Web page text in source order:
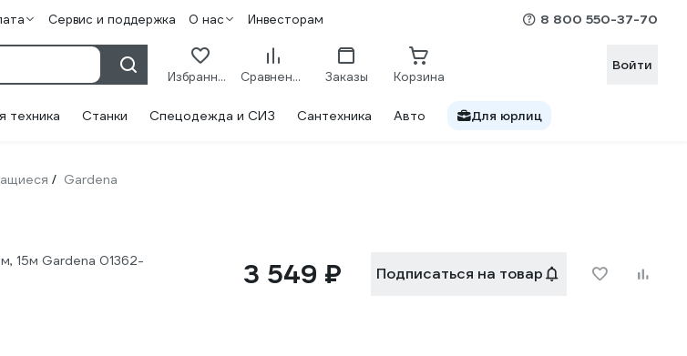
Сервис и поддержка О нас Инвесторам 8 800 550-37-70
Избранное Сравнение Заказы Корзина
Войти
техника Станки Спецодежда и СИЗ Сантехника Авто Для юрлиц
/ Gardena
15м Gardena 01362-
3 549 ₽ Подписаться на товар